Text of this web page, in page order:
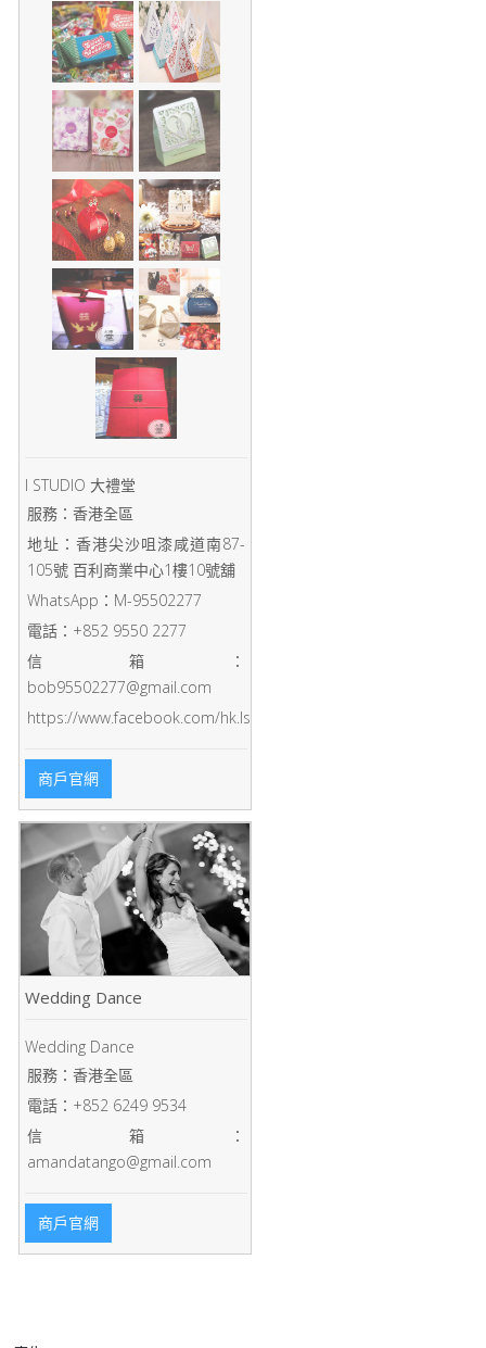
I STUDIO 大禮堂
服務：香港全區
地址：香港尖沙咀漆咸道南87-
105號 百利商業中心1樓10號舖
WhatsApp：M-95502277
電話：+852 9550 2277
信箱：
bob95502277@gmail.com
https://www.facebook.com/hk.Istudio/
商戶官網
Wedding Dance
Wedding Dance
服務：香港全區
電話：+852 6249 9534
信箱：
amandatango@gmail.com
商戶官網